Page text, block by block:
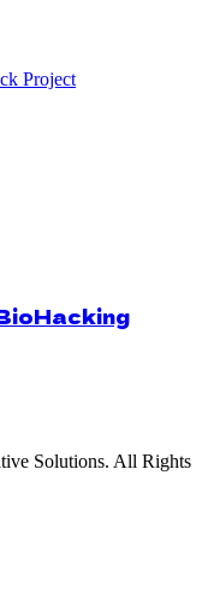
Solutions. All Rights